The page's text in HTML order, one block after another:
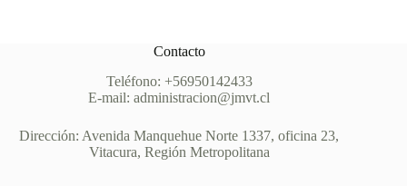
Contacto
Teléfono: +56950142433
E-mail: administracion@jmvt.cl
Dirección: Avenida Manquehue Norte 1337, oficina 23,
Vitacura, Región Metropolitana